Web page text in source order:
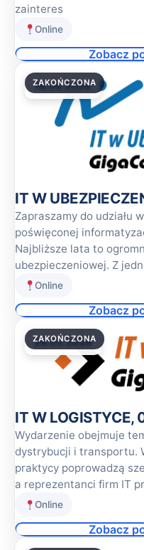
zainteres
Online
Zobacz
18.06.2026
ZAKOŃCZONA
IT W
Zapraszamy do udziału
poświęconej
Najbliższe lata to
ubezpieczeniowej. Z
Online
Zobacz
28.05.2026
ZAKOŃCZONA
IT W LOGISTYCE,
Wydarzenie obejmuje
dystrybucji i transportu.
praktycy poprowadzą
a reprezentanci firm IT
Online
Zobacz